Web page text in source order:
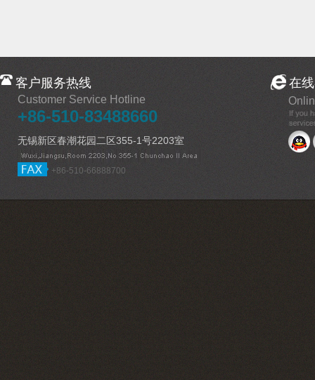
客户服务热线
Customer Service Hotline
+86-510-83488660
无锡新区春潮花园二区355-1号2203室
+86-510-66888700
在